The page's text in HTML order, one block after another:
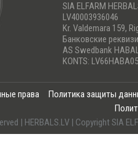
SIA ELFARM
LV40003936046
Kr. Valdemara 159,
Банковские
AS Swedbank
KONTS:
права
Политика защиты
| HERBALS.LV | Copyright SIA